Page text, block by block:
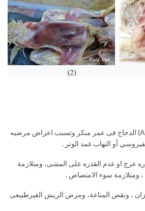
تصيب فيروسات الريو (ARV) الدجاج فى عمر مبكر وتسبب اعراض مرضيه
أو التهاب غمد الوتر .
عرج او عدم القدره على المشى، ومتلازمة
، ومتلازمة سوء الامتصاص .
، ونقص المناعة، ومرض الريش الغيرطبيعى